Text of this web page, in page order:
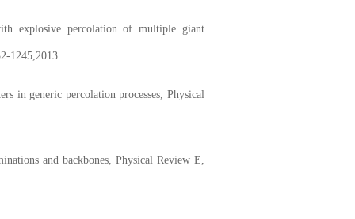
explosive percolation of multiple giant
1245,2013
in generic percolation processes, Physical
and backbones, Physical Review E,